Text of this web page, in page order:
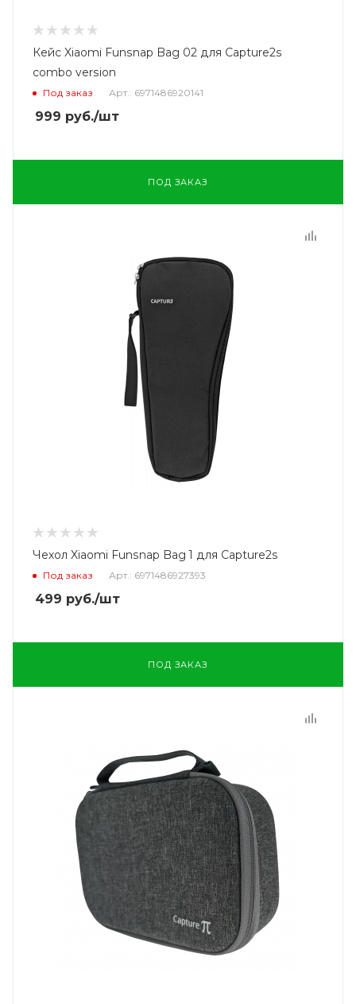
Кейс Xiaomi Funsnap Bag 02 для Capture2s
combo version
Под заказ Арт.: 6971486920141
999 руб./шт
ПОД ЗАКАЗ
Чехол Xiaomi Funsnap Bag 1 для Capture2s
Под заказ Арт.: 6971486927393
499 руб./шт
ПОД ЗАКАЗ